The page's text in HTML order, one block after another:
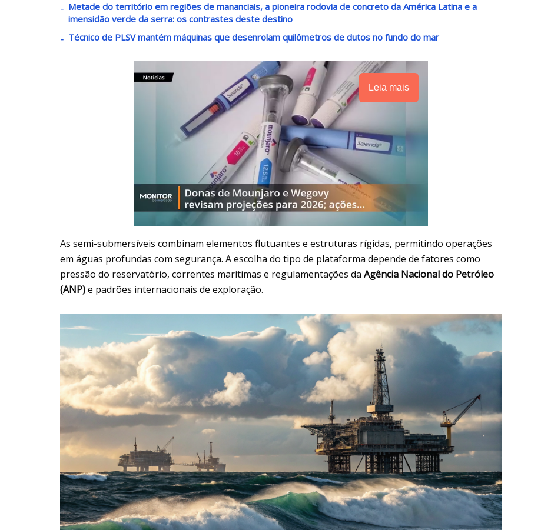
Metade do território em regiões de mananciais, a pioneira rodovia de concreto da América Latina e a
imensidão verde da serra: os contrastes deste destino
Técnico de PLSV mantém máquinas que desenrolam quilômetros de dutos no fundo do mar
Leia mais
As semi-submersíveis combinam elementos flutuantes e estruturas rígidas, permitindo operações
em águas profundas com segurança. A escolha do tipo de plataforma depende de fatores como
pressão do reservatório, correntes marítimas e regulamentações da Agência Nacional do Petróleo
(ANP)e padrões internacionais de exploração.